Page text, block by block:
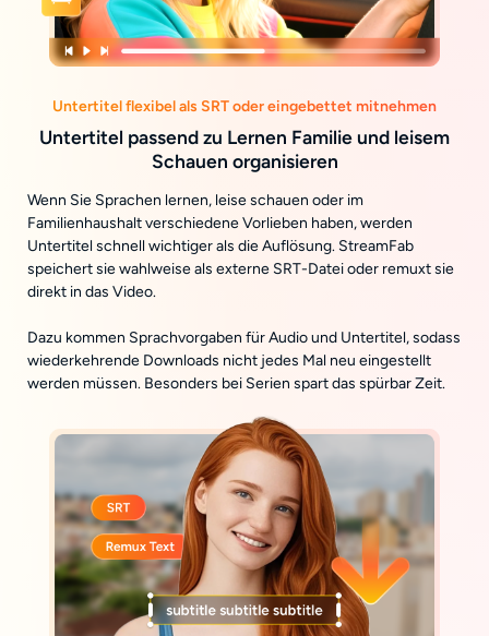
Untertitel flexibel als SRT oder eingebettet mitnehmen
Untertitel passend zu Lernen Familie und leisem
Schauen organisieren
Wenn Sie Sprachen lernen, leise schauen oder im
Familienhaushalt verschiedene Vorlieben haben, werden
Untertitel schnell wichtiger als die Auflösung. StreamFab
speichert sie wahlweise als externe SRT-Datei oder remuxt sie
direkt in das Video.
Dazu kommen Sprachvorgaben für Audio und Untertitel, sodass
wiederkehrende Downloads nicht jedes Mal neu eingestellt
werden müssen. Besonders bei Serien spart das spürbar Zeit.